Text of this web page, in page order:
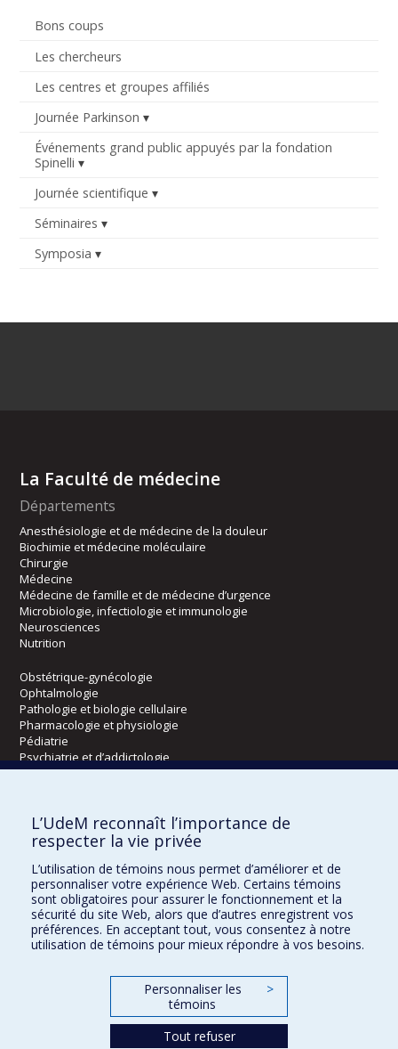
Bons coups
Les chercheurs
Les centres et groupes affiliés
Journée Parkinson
Événements grand public appuyés par la fondation
Spinelli
Journée scientifique
Séminaires
Symposia
La Faculté de médecine
Départements
Anesthésiologie et de médecine de la douleur
Biochimie et médecine moléculaire
Chirurgie
Médecine
Médecine de famille et de médecine d’urgence
Microbiologie, infectiologie et immunologie
Neurosciences
Nutrition
Obstétrique-gynécologie
Ophtalmologie
Pathologie et biologie cellulaire
Pharmacologie et physiologie
Pédiatrie
Psychiatrie et d’addictologie
Radiologie, radio-oncologie et médecine nucléaire
Écoles
Orthophonie et audiologie
Réadaptation
Directions
L’UdeM reconnaît l’importance de
respecter la vie privée
L’utilisation de témoins nous permet d’améliorer et de
personnaliser votre expérience Web. Certains témoins
sont obligatoires pour assurer le fonctionnement et la
sécurité du site Web, alors que d’autres enregistrent vos
préférences. En acceptant tout, vous consentez à notre
utilisation de témoins pour mieux répondre à vos besoins.
Personnaliser les
témoins
>
Tout refuser